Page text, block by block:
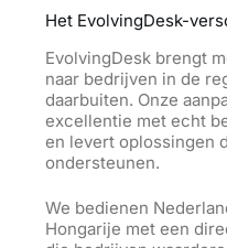
Het EvolvingDesk-
EvolvingDesk brengt
naar bedrijven in de
daarbuiten. Onze
excellentie met echt
en levert oplossingen
ondersteunen.
We bedienen
Hongarije met een